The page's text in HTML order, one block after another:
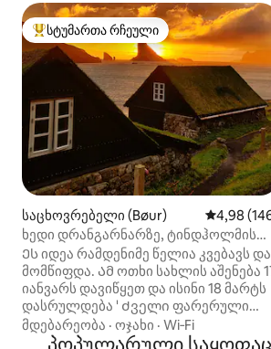
სტუმართა რჩეული მოწინავე ვარიანტი
სტუმართა რჩეული
საცხოვრებელი (Bøur) საშუალო
4,98
ხედი დრანგარნარზე, ტინდჰოლმის
დაბოლოება მიკინსი
Ეს იდეა რამდენიმე წელია კვებავს და
მომწიფდა. Ამ ოთხი სახლის აშენება
იანვარს დავიწყეთ და ისინი 18 მარტს
დასრულდება ' Ძველი ფარერული
სახლები ეთანხმება საერთო
ფარერულ ლანდშაფტს და ჩვენ
მდებარეობა · ოჯახი · Wi‑Fi